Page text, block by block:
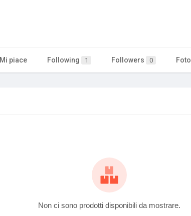
Mi piace Following 1 Followers 0 Foto
Non ci sono prodotti disponibili da mostrare.